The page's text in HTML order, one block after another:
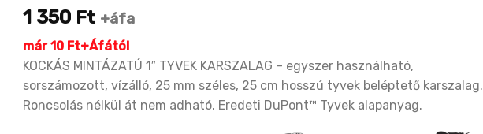
1 350 Ft +áfa
már 10 Ft+Áfától
KOCKÁS MINTÁZATÚ 1″ TYVEK KARSZALAG – egyszer használható,
sorszámozott, vízálló, 25 mm széles, 25 cm hosszú tyvek beléptető karszalag.
Roncsolás nélkül át nem adható. Eredeti DuPont™ Tyvek alapanyag.